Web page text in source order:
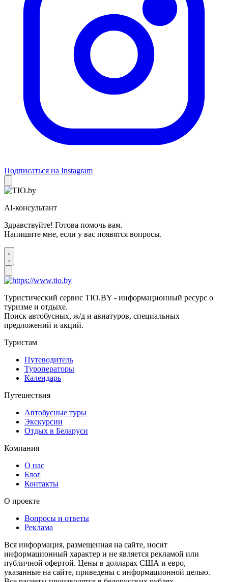
Подписаться на Instagram
AI-консультант
Здравствуйте! Готова помочь вам.
Напишите мне, если у вас появятся вопросы.
Туристический сервис TIO.BY - информационный ресурс о
туризме и отдыхе.
Поиск автобусных, ж/д и авиатуров, специальных
предложений и акций.
Туристам
Путеводитель
Туроператоры
Календарь
Путешествия
Автобусные туры
Экскурсии
Отдых в Беларуси
Компания
О нас
Блог
Контакты
О проекте
Вопросы и ответы
Реклама
Вся информация, размещенная на сайте, носит
информационный характер и не является рекламой или
публичной офертой. Цены в долларах США и евро,
указанные на сайте, приведены с информационной целью.